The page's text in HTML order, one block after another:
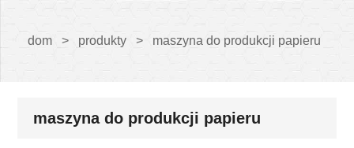
dom > produkty > maszyna do produkcji papieru
maszyna do produkcji papieru